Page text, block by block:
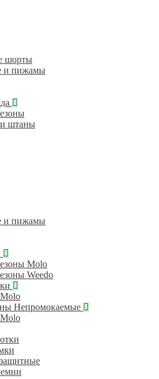
шорты
и пижамы
штаны
и пижамы
Molo
Weedo
Непромокаемые